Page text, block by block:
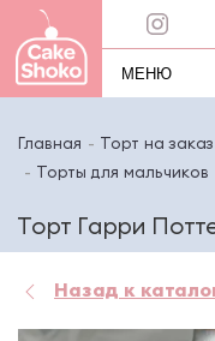
МЕНЮ
Главная Торт на заказ
Торты для мальчиков
Торт Гарри
Назад к